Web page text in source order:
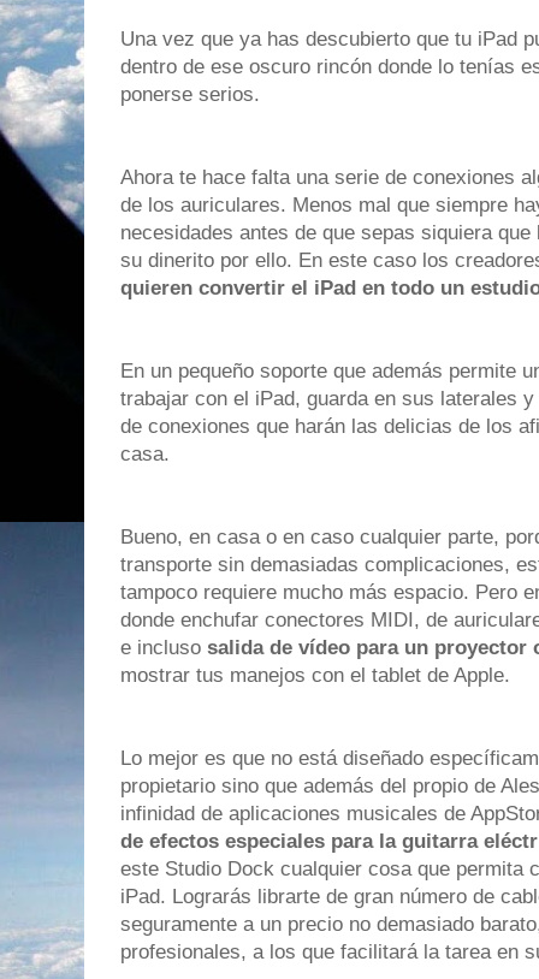
Una vez que ya has descubierto que tu iPad
dentro de ese oscuro rincón donde lo tenías
ponerse serios.
Ahora te hace falta una serie de conexiones
de los auriculares. Menos mal que siempre
necesidades antes de que sepas siquiera
su dinerito por ello. En este caso los
quieren convertir el iPad en todo un
En un pequeño soporte que además permite
trabajar con el iPad, guarda en sus laterales
de conexiones que harán las delicias de los
casa.
Bueno, en casa o en caso cualquier parte,
transporte sin demasiadas complicaciones,
tampoco requiere mucho más espacio. Pero
donde enchufar conectores MIDI, de
e incluso salida de vídeo para un proyector
mostrar tus manejos con el tablet de Apple.
Lo mejor es que no está diseñado
propietario sino que además del propio de
infinidad de aplicaciones musicales de
de efectos especiales para la guitarra
este Studio Dock cualquier cosa que permita
iPad. Lograrás librarte de gran número de
seguramente a un precio no demasiado
profesionales, a los que facilitará la tarea en